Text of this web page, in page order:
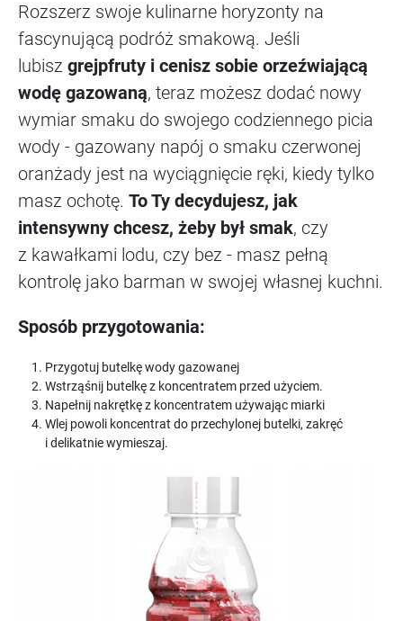
Rozszerz swoje kulinarne horyzonty na
fascynującą podróż smakową. Jeśli
lubisz grejpfruty i cenisz sobie orzeźwiającą
wodę gazowaną, teraz możesz dodać nowy
wymiar smaku do swojego codziennego picia
wody - gazowany napój o smaku czerwonej
oranżady jest na wyciągnięcie ręki, kiedy tylko
masz ochotę. To Ty decydujesz, jak
intensywny chcesz, żeby był smak, czy
z kawałkami lodu, czy bez - masz pełną
kontrolę jako barman w swojej własnej kuchni.
Sposób przygotowania:
Przygotuj butelkę wody gazowanej
Wstrząśnij butelkę z koncentratem przed użyciem.
Napełnij nakrętkę z koncentratem używając miarki
Wlej powoli koncentrat do przechylonej butelki, zakręć
i delikatnie wymieszaj.